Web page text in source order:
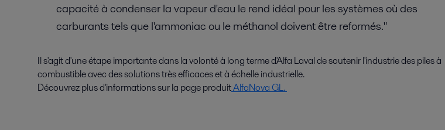
capacité à condenser la vapeur d'eau le rend idéal pour les systèmes où des
carburants tels que l'ammoniac ou le méthanol doivent être reformés."
Il s'agit d'une étape importante dans la volonté à long terme d'Alfa Laval de soutenir l'industrie des piles à
combustible avec des solutions très efficaces et à échelle industrielle.
Découvrez plus d'informations sur la page produitAlfaNova GL.